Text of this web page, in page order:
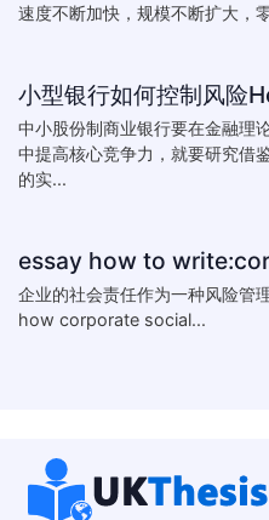
速度不断加快，规模不断扩大，
中小股份制商业银行要在金融理
中提高核心竞争力，就要研究借
的实...
企业的社会责任作为一种风险
how corporate social...